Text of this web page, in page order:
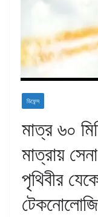
ডিফেন্স
মাত্র ৬০
মাত্রায়
পৃথিবীর